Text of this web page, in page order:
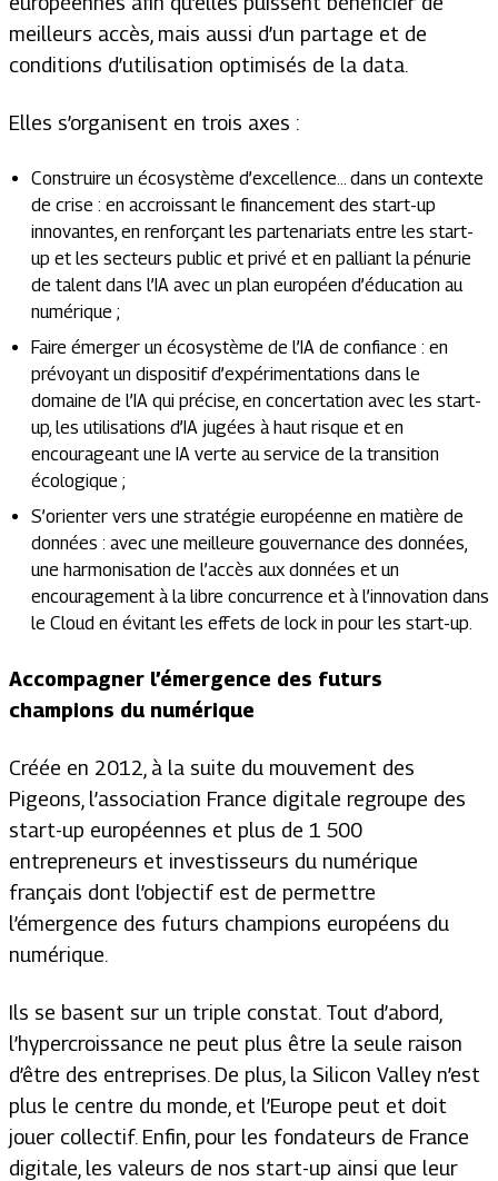
meilleurs accès, mais aussi d’un partage et de
conditions d’utilisation optimisés de la data.
Elles s’organisent en trois axes :
Construire un écosystème d’excellence… dans un contexte
de crise : en accroissant le financement des start-up
innovantes, en renforçant les partenariats entre les start-
up et les secteurs public et privé et en palliant la pénurie
de talent dans l’IA avec un plan européen d’éducation au
numérique ;
Faire émerger un écosystème de l’IA de confiance : en
prévoyant un dispositif d’expérimentations dans le
domaine de l’IA qui précise, en concertation avec les start-
up, les utilisations d’IA jugées à haut risque et en
encourageant une IA verte au service de la transition
écologique ;
S’orienter vers une stratégie européenne en matière de
données : avec une meilleure gouvernance des données,
une harmonisation de l’accès aux données et un
encouragement à la libre concurrence et à l’innovation dans
le Cloud en évitant les effets de lock in pour les start-up.
Accompagner l’émergence des futurs
champions du numérique
Créée en 2012, à la suite du mouvement des
Pigeons, l’association France digitale regroupe des
start-up européennes et plus de 1 500
entrepreneurs et investisseurs du numérique
français dont l’objectif est de permettre
l’émergence des futurs champions européens du
numérique.
Ils se basent sur un triple constat. Tout d’abord,
l’hypercroissance ne peut plus être la seule raison
d’être des entreprises. De plus, la Silicon Valley n’est
plus le centre du monde, et l’Europe peut et doit
jouer collectif. Enfin, pour les fondateurs de France
digitale, les valeurs de nos start-up ainsi que leur